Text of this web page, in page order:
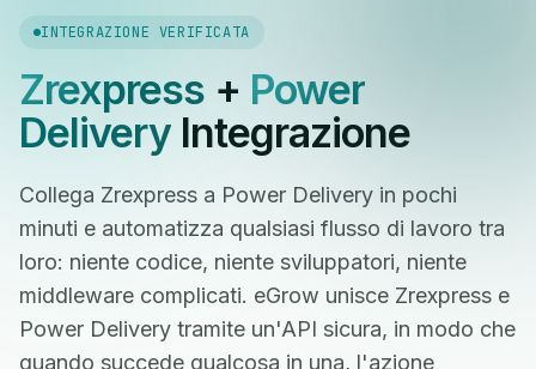
INTEGRAZIONE VERIFICATA
Zrexpress+ Power
DeliveryIntegrazione
Collega Zrexpress a Power Delivery in pochi
minuti e automatizza qualsiasi flusso di lavoro tra
loro: niente codice, niente sviluppatori, niente
middleware complicati. eGrow unisce Zrexpress e
Power Delivery tramite un'API sicura, in modo che
quando succede qualcosa in una, l'azione